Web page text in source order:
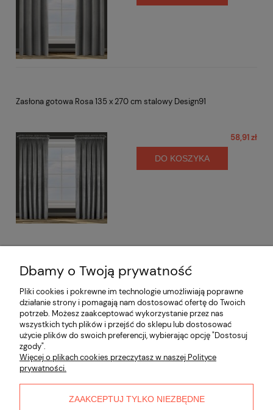
Zasłona gotowa Rosa 135 x 270 cm stalowy Design91
58,91 zł
DO KOSZYKA
Opinie o produkcie (0)
Informacje
Płatności i dostawa
Dbamy o Twoją prywatność
Pliki cookies i pokrewne im technologie umożliwiają poprawne
działanie strony i pomagają nam dostosować ofertę do Twoich
potrzeb. Możesz zaakceptować wykorzystanie przez nas
wszystkich tych plików i przejść do sklepu lub dostosować
użycie plików do swoich preferencji, wybierając opcję "Dostosuj
zgody".
Więcej o plikach cookies przeczytasz w naszej Polityce
prywatności.
ZAAKCEPTUJ TYLKO NIEZBĘDNE